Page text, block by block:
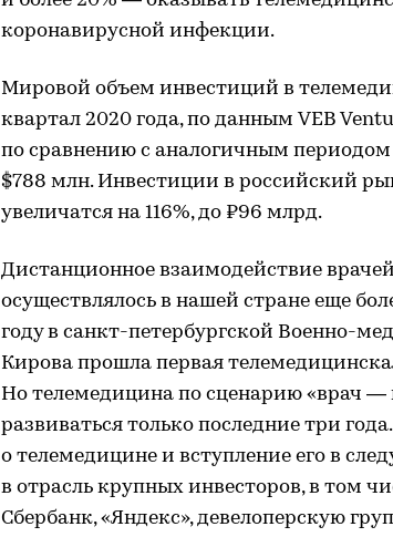
коронавирусной инфекции.
Мировой объем инвестиций в
квартал 2020 года, по данным VEB
по сравнению с аналогичным периодом
$788 млн. Инвестиции в российский
увеличатся на 116%, до ₽96 млрд.
Дистанционное взаимодействие
осуществлялось в нашей стране еще
году в санкт-петербургской Военно-
Кирова прошла первая
Но телемедицина по сценарию «врач —
развиваться только последние три
о телемедицине и вступление его в
в отрасль крупных инвесторов, в том
Сбербанк, «Яндекс», девелоперскую